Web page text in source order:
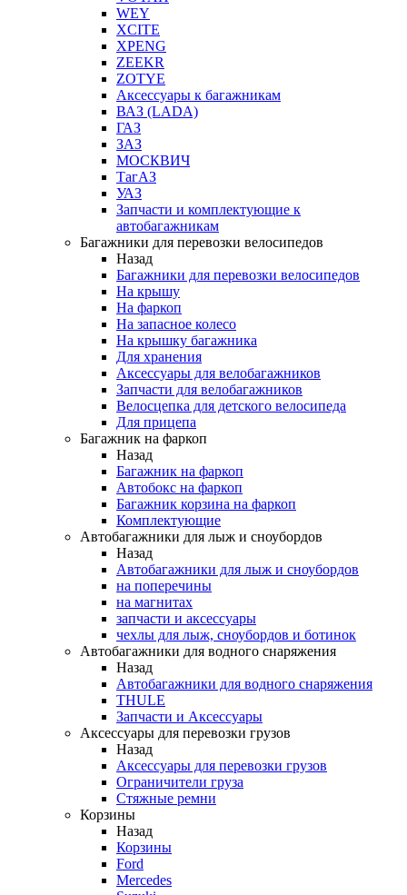
WEY
XCITE
XPENG
ZEEKR
ZOTYE
Аксессуары к багажникам
ВАЗ (LADA)
ГАЗ
ЗАЗ
МОСКВИЧ
ТагАЗ
УАЗ
Запчасти и комплектующие к
автобагажникам
Багажники для перевозки велосипедов
Назад
Багажники для перевозки велосипедов
На крышу
На фаркоп
На запасное колесо
На крышку багажника
Для хранения
Аксессуары для велобагажников
Запчасти для велобагажников
Велосцепка для детского велосипеда
Для прицепа
Багажник на фаркоп
Назад
Багажник на фаркоп
Автобокс на фаркоп
Багажник корзина на фаркоп
Комплектующие
Автобагажники для лыж и сноубордов
Назад
Автобагажники для лыж и сноубордов
на поперечины
на магнитах
запчасти и аксессуары
чехлы для лыж, сноубордов и ботинок
Автобагажники для водного снаряжения
Назад
Автобагажники для водного снаряжения
THULE
Запчасти и Аксессуары
Аксессуары для перевозки грузов
Назад
Аксессуары для перевозки грузов
Ограничители груза
Стяжные ремни
Корзины
Назад
Корзины
Ford
Mercedes